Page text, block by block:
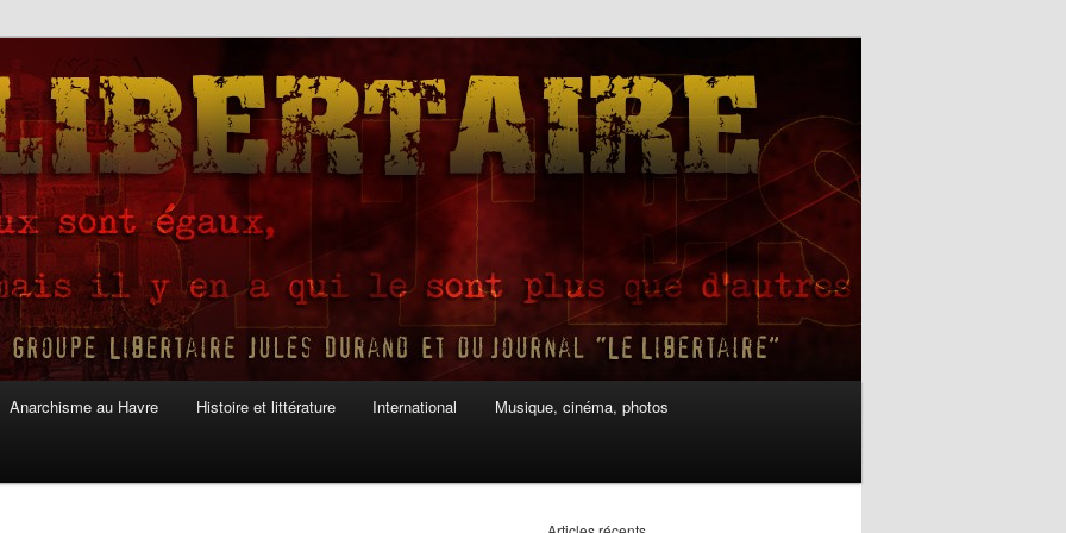
Anarchisme au Havre Histoire et littérature International Musique, cinéma, photos